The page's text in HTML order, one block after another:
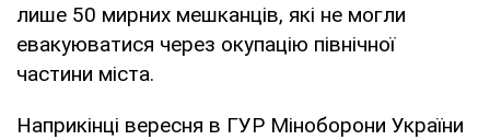
лише 50 мирних мешканців, які не могли
евакуюватися через окупацію північної
частини міста.
Наприкінці вересня в ГУР Міноборони України